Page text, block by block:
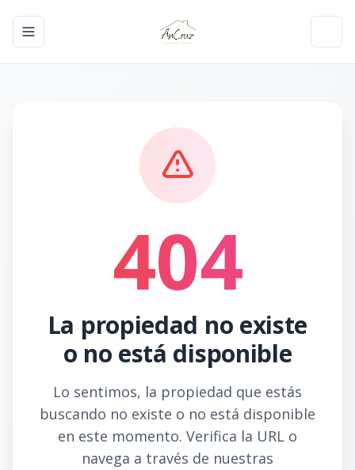
Toggle navigation menu
404
La propiedad no existe
o no está disponible
Lo sentimos, la propiedad que estás
buscando no existe o no está disponible
en este momento. Verifica la URL o
navega a través de nuestras